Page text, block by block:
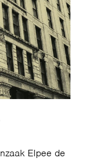
Elpee de